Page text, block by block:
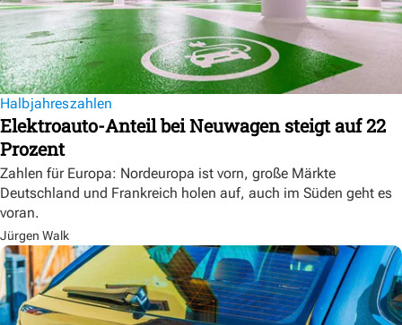
Halbjahreszahlen
Elektroauto-Anteil bei Neuwagen steigt auf 22
Prozent
Zahlen für Europa: Nordeuropa ist vorn, große Märkte
Deutschland und Frankreich holen auf, auch im Süden geht es
voran.
Jürgen Walk